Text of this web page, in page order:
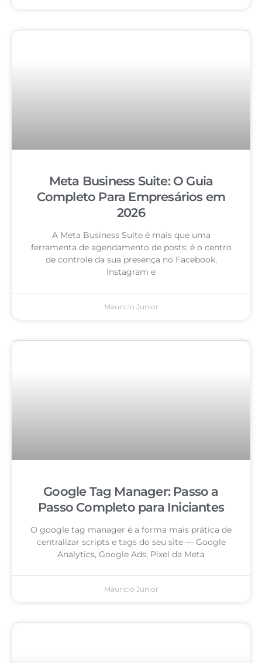
Meta Business Suite: O Guia
Completo Para Empresários em
2026
A Meta Business Suite é mais que uma
ferramenta de agendamento de posts: é o centro
de controle da sua presença no Facebook,
Instagram e
Mauricio Junior
Google Tag Manager: Passo a
Passo Completo para Iniciantes
O google tag manager é a forma mais prática de
centralizar scripts e tags do seu site — Google
Analytics, Google Ads, Pixel da Meta
Mauricio Junior